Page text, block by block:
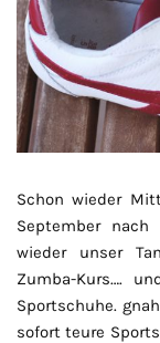
Schon wieder
September
wieder unser
Zumba-Kurs….
Sportschuhe.
sofort teure